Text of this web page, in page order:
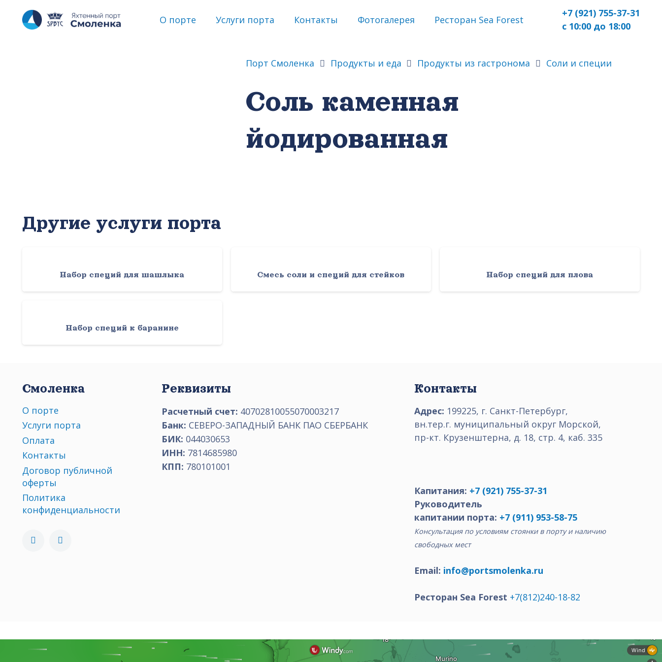
О порте Услуги порта Контакты Фотогалерея Ресторан Sea Forest
+7 (921) 755-37-31
с 10:00 до 18:00
Порт Смоленка Продукты и еда Продукты из гастронома Соли и специи
Соль каменная
йодированная
Другие услуги порта
Набор специй для шашлыка Смесь соли и специй для стейков Набор специй для плова
Набор специй к баранине
Смоленка
О порте
Услуги порта
Оплата
Контакты
Договор публичной
оферты
Политика
конфиденциальности
Реквизиты
Расчетный счет: 40702810055070003217
Банк: СЕВЕРО-ЗАПАДНЫЙ БАНК ПАО СБЕРБАНК
БИК: 044030653
ИНН: 7814685980
КПП: 780101001
Контакты
Адрес: 199225, г. Санкт-Петербург,
вн.тер.г. муниципальный округ Морской,
пр-кт. Крузенштерна, д. 18, стр. 4, каб. 335
Капитания: +7 (921) 755-37-31
Руководитель
капитании порта: +7 (911) 953-58-75
Консультация по условиям стоянки в порту и наличию
свободных мест
Email: info@portsmolenka.ru
Ресторан Sea Forest +7(812)240-18-82